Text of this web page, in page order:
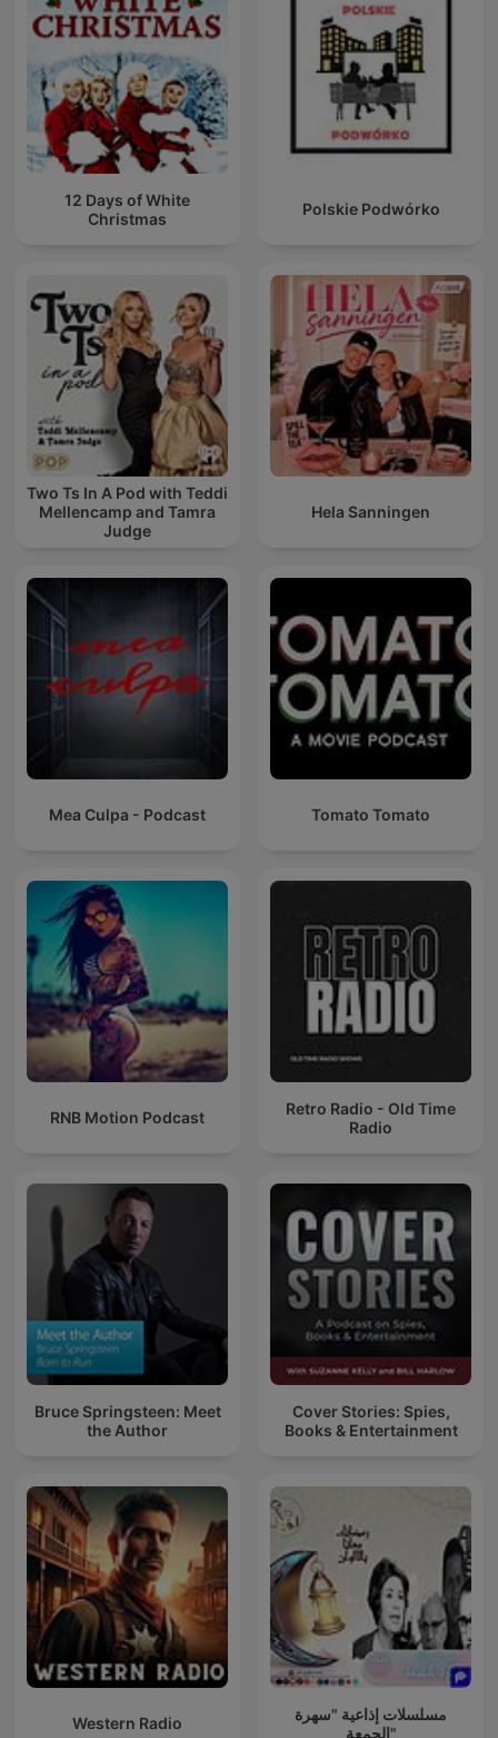
12 Days of White
Christmas
Polskie Podwórko
Two Ts In A Pod with Teddi
Mellencamp and Tamra
Judge
Hela Sanningen
Mea Culpa - Podcast Tomato Tomato
RNB Motion Podcast
Retro Radio - Old Time
Radio
Bruce Springsteen: Meet
the Author
Cover Stories: Spies,
Books & Entertainment
Western Radio
مسلسلات إذاعية "سهرة
الجمعة"